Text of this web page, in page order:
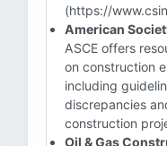
(https://
American
ASCE offers
on construction
including
discrepancies
construction
Oil & Gas